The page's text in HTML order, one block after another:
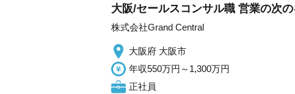
大阪/セールスコンサル職 営業の次
株式会社Grand Central
大阪府 大阪市
年収550万円～1,300万円
正社員